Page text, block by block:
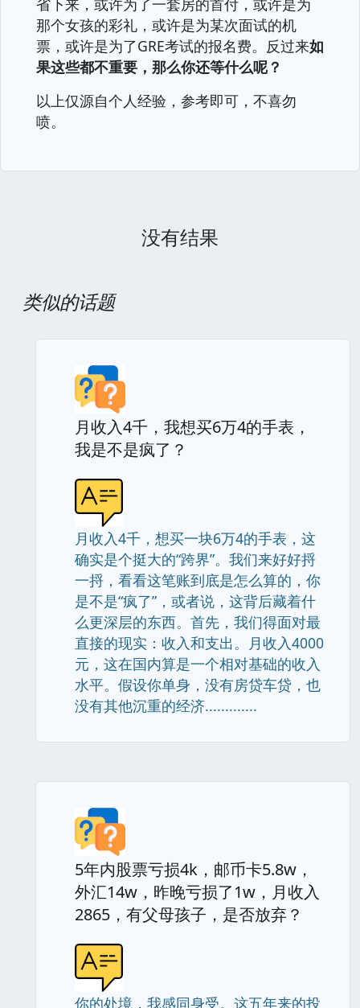
省下来，或许为了一套房的首付，或许是为
那个女孩的彩礼，或许是为某次面试的机
票，或许是为了GRE考试的报名费。反过来如
果这些都不重要，那么你还等什么呢？
以上仅源自个人经验，参考即可，不喜勿
喷。
没有结果
类似的话题
月收入4千，我想买6万4的手表，
我是不是疯了？
月收入4千，想买一块6万4的手表，这
确实是个挺大的“跨界”。我们来好好捋
一捋，看看这笔账到底是怎么算的，你
是不是“疯了”，或者说，这背后藏着什
么更深层的东西。首先，我们得面对最
直接的现实：收入和支出。月收入4000
元，这在国内算是一个相对基础的收入
水平。假设你单身，没有房贷车贷，也
没有其他沉重的经济.............
5年内股票亏损4k，邮币卡5.8w，
外汇14w，昨晚亏损了1w，月收入
2865，有父母孩子，是否放弃？
你的处境，我感同身受。这五年来的投